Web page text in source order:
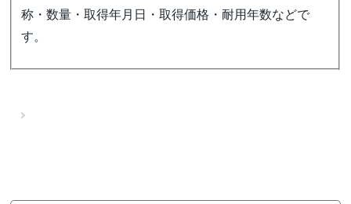
称・数量・取得年月日・取得価格・耐用年数などで
す。